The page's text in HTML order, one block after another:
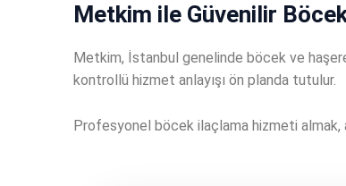
Metkim ile Güvenilir
Metkim, İstanbul genelinde böcek ve
kontrollü hizmet anlayışı ön planda tutulur.
Profesyonel böcek ilaçlama hizmeti almak,